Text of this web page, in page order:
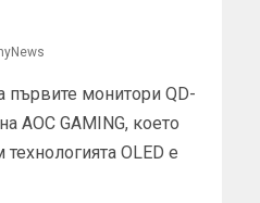
първите монитори QD-
AOC GAMING, което
OLED е